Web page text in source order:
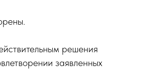
решения
заявленных